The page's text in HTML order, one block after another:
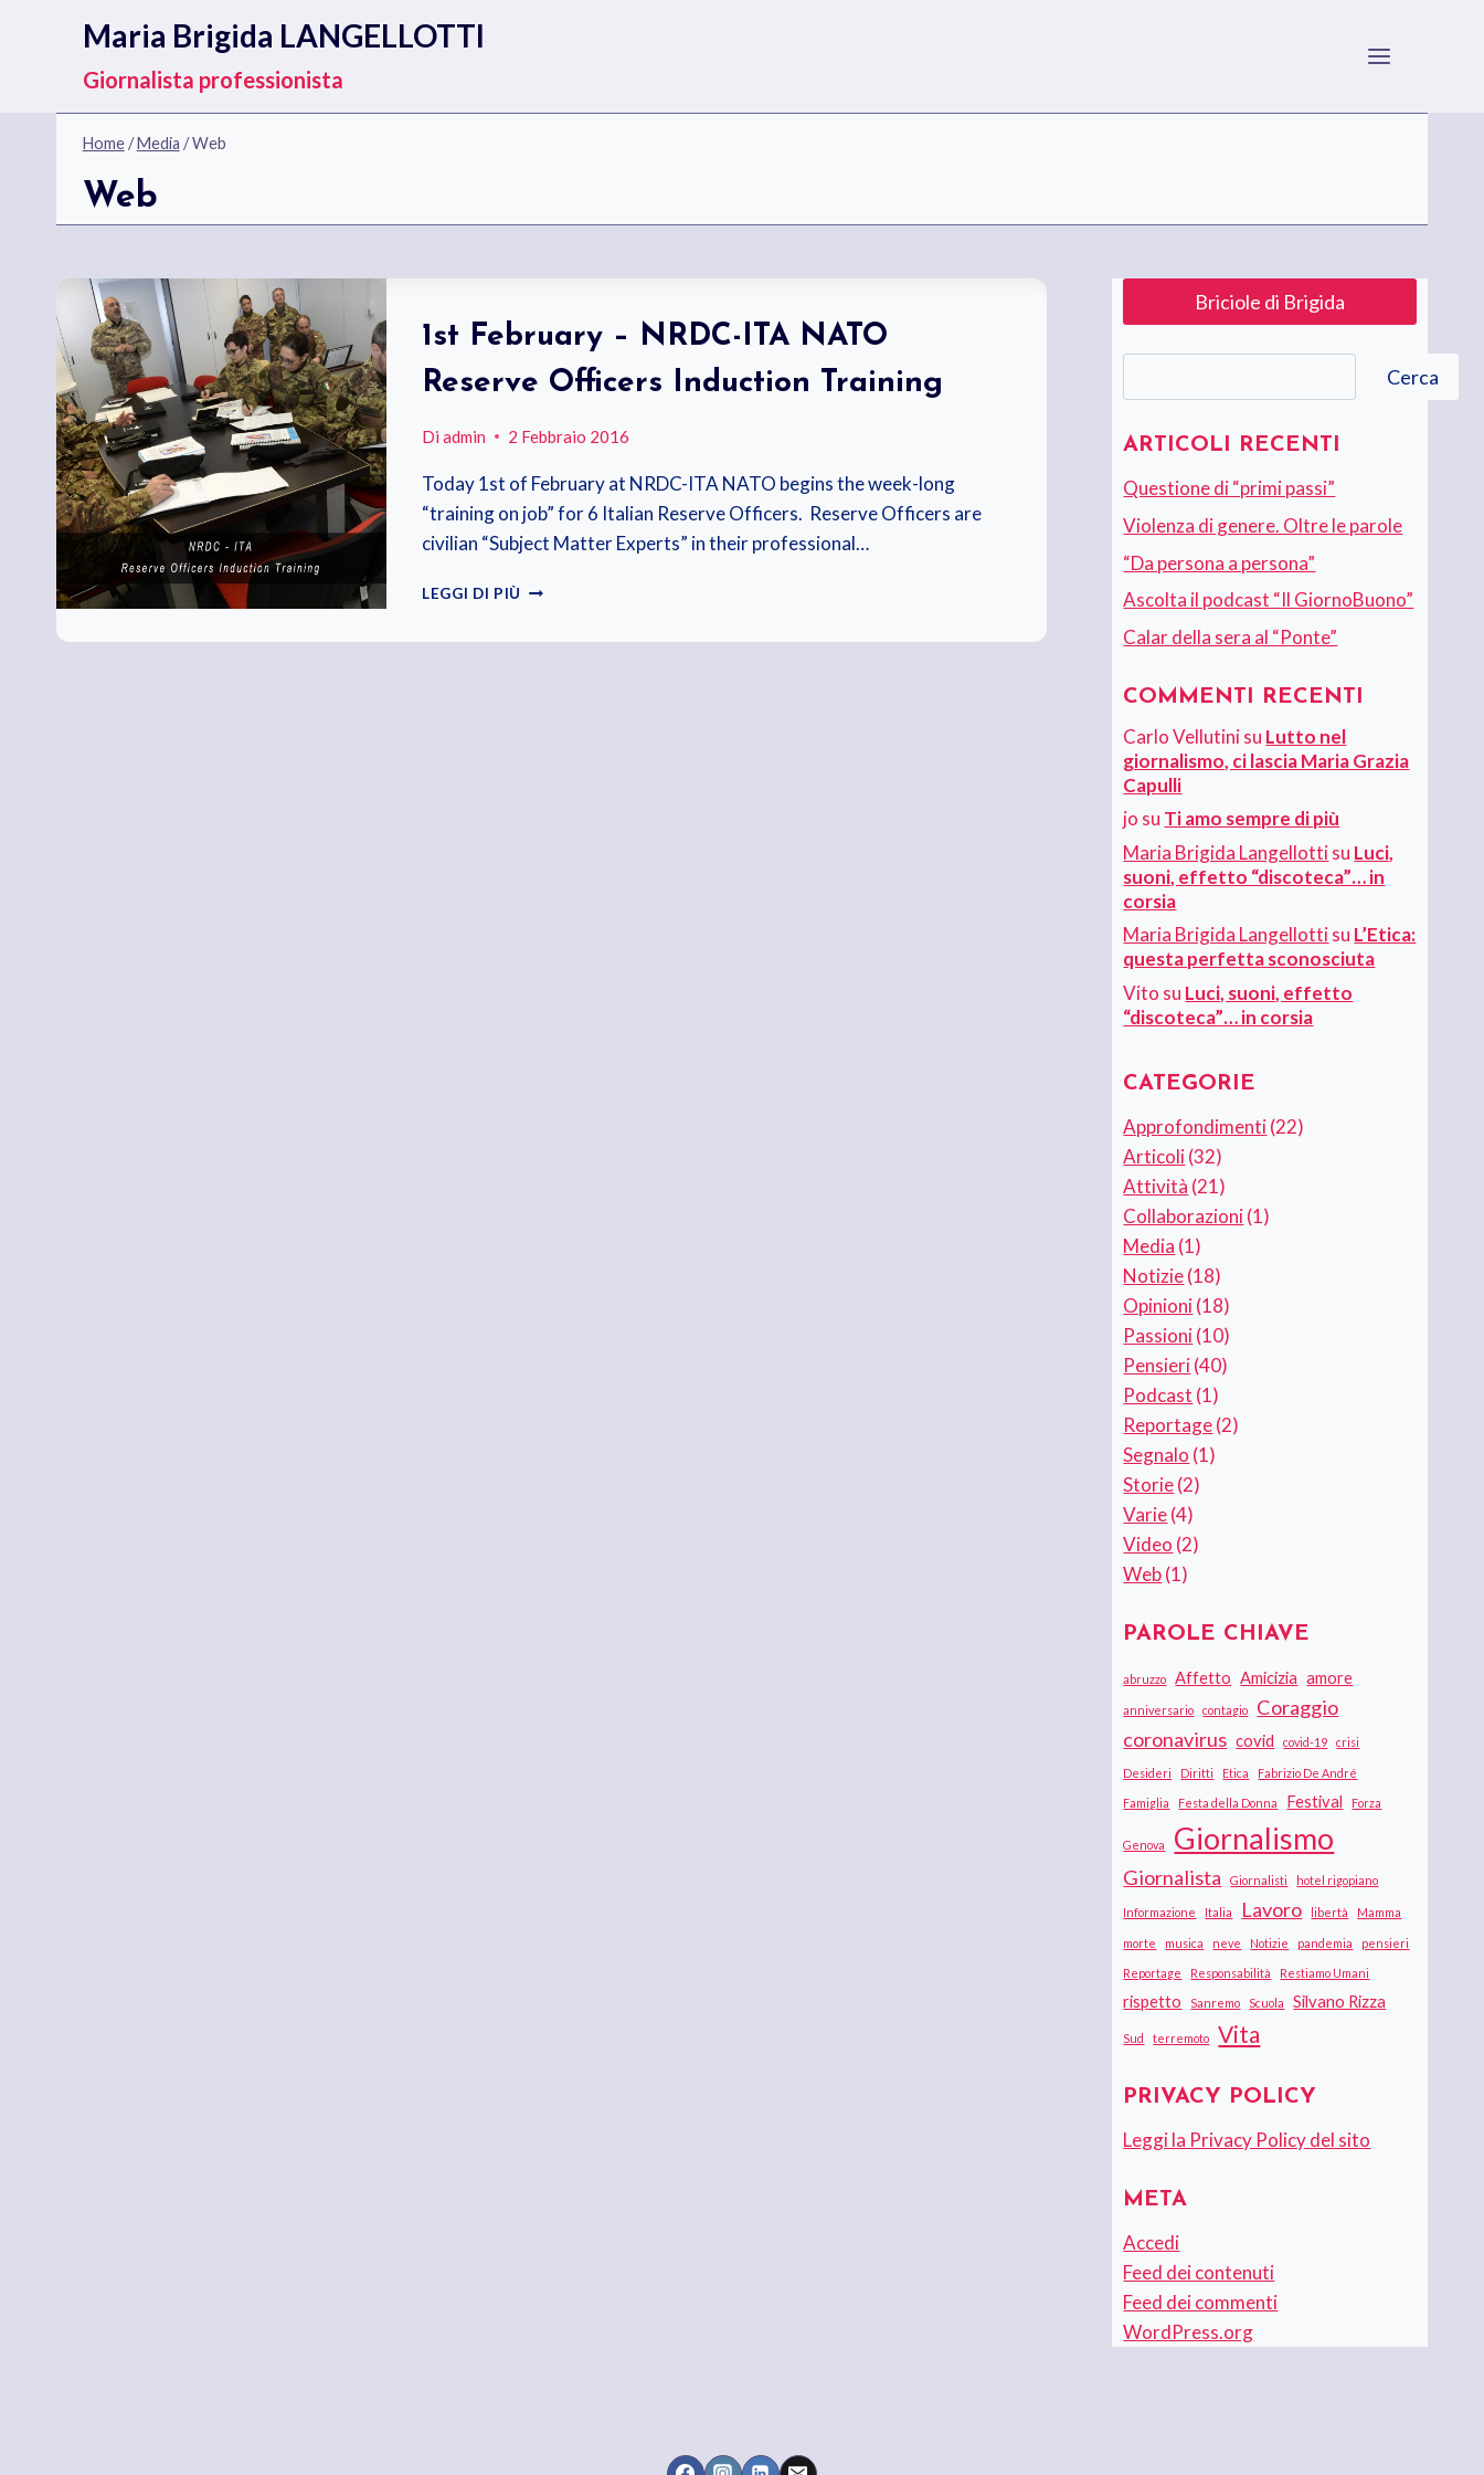
contenuto
Maria Brigida LANGELLOTTI
Giornalista professionista
Home/Media /Web
Web
1st February – NRDC-ITA NATO
Reserve Officers Induction Training
Di admin 2 Febbraio 2016
Today 1st of February at NRDC-ITA NATO begins the week-long
“training on job” for 6 Italian Reserve Officers. Reserve Officers are
civilian “Subject Matter Experts” in their professional…
LEGGI DI PIÙ 1ST
Briciole di Brigida
Cerca
ARTICOLI RECENTI
Questione di “primi passi”
Violenza di genere. Oltre le parole
“Da persona a persona”
Ascolta il podcast “Il GiornoBuono”
Calar della sera al “Ponte”
COMMENTI RECENTI
Carlo Vellutinisu Lutto nel
giornalismo, ci lascia Maria Grazia
Capulli
jo su Ti amo sempre di più
Maria Brigida Langellottisu Luci,
suoni, effetto “discoteca”… in
corsia
Maria Brigida Langellottisu L’Etica:
questa perfetta sconosciuta
Vito su Luci, suoni, effetto
“discoteca”… in corsia
CATEGORIE
Approfondimenti(22)
Articoli(32)
Attività (21)
Collaborazioni(1)
Media (1)
Notizie(18)
Opinioni(18)
Passioni(10)
Pensieri(40)
Podcast (1)
Reportage(2)
Segnalo (1)
Storie(2)
Varie(4)
Video (2)
Web(1)
PAROLE CHIAVE
abruzzo Affetto Amicizia amore
anniversario contagio
Coraggio
coronavirus covid covid-19 crisi
Desideri Diritti Etica Fabrizio De André
Famiglia Festa della Donna Festival Forza
Genova Giornalismo
Giornalista Giornalisti hotel rigopiano
Informazione Italia Lavoro libertà Mamma
morte musica neve Notizie pandemia pensieri
Reportage Responsabilità Restiamo Umani
rispetto Sanremo Scuola Silvano Rizza
Sud terremoto Vita
PRIVACY POLICY
Leggi la Privacy Policy del sito
META
Accedi
Feed dei contenuti
Feed dei commenti
WordPress.org